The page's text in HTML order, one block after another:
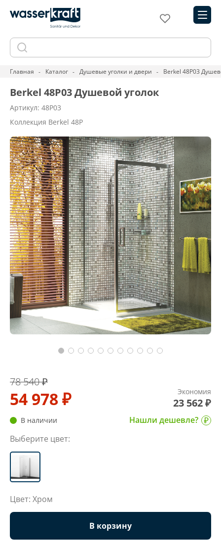
Главная Каталог Душевые уголки и двери Berkel 48P03
Berkel 48P03 Душевой уголок
Артикул: 48P03
Коллекция Berkel 48P
78 540 ₽
54 978 ₽ Экономия
23 562 ₽
В наличии
Нашли дешевле?
Выберите цвет:
Цвет: Хром
В корзину